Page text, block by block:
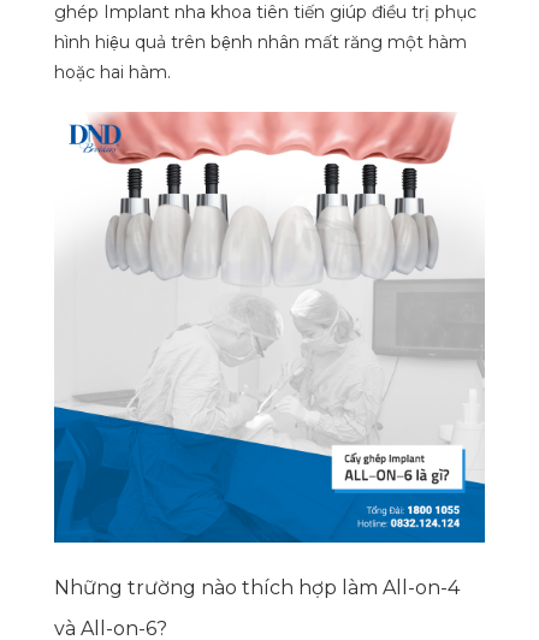
ghép Implant nha khoa tiên tiến giúp điều trị phục
hình hiệu quả trên bệnh nhân mất răng một hàm
hoặc hai hàm.
Những trường nào thích hợp làm All-on-4
và All-on-6?